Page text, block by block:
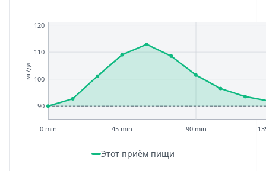
90
100
110
120
0 min 45 min 90 min
мг/дл
Этот приём пищи